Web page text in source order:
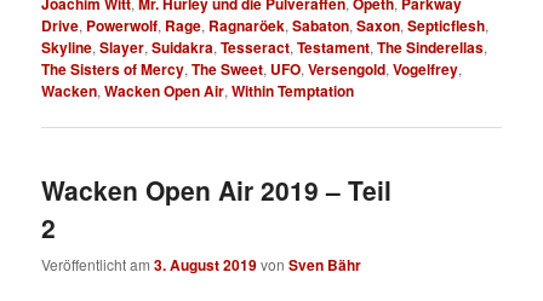
Drive, Powerwolf, Rage, Ragnaröek,Sabaton,Saxon,Septicflesh,
Skyline,Slayer,Suidakra,Tesseract,Testament,The Sinderellas,
The Sisters of Mercy,The Sweet, UFO,Versengold,Vogelfrey,
Wacken,Wacken Open Air,Within Temptation
Wacken Open Air 2019 – Teil
2
Veröffentlicht am3. August 2019vonSven Bähr